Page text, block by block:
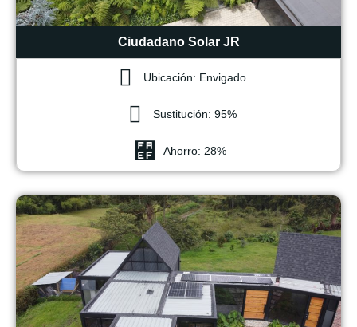
Ciudadano Solar JR
Ubicación: Envigado
Sustitución: 95%
Ahorro: 28%